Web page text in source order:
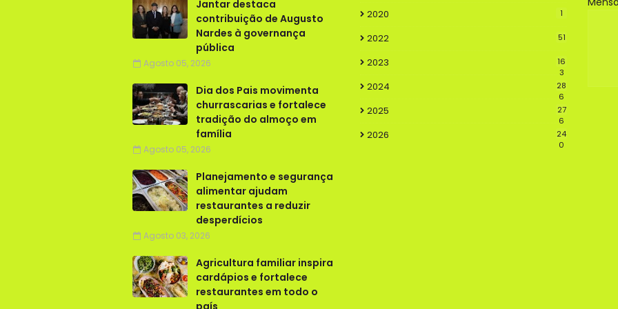
Jantar destaca
contribuição de Augusto
Nardes à governança
pública
Agosto 05, 2026
Dia dos Pais movimenta
churrascarias e fortalece
tradição do almoço em
família
Agosto 05, 2026
Planejamento e segurança
alimentar ajudam
restaurantes a reduzir
desperdícios
Agosto 03, 2026
Agricultura familiar inspira
cardápios e fortalece
restaurantes em todo o
país
2020 1
2022 51
2023
16
3
2024
28
6
2025
27
6
2026
24
0